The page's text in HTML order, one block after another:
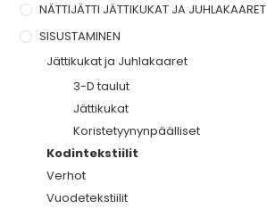
NÄTTIJÄTTI JÄTTIKUKAT JA JUHLAKAARET
SISUSTAMINEN
Jättikukat ja Juhlakaaret
3-D taulut
Jättikukat
Koristetyynynpäälliset
Kodintekstiilit
Verhot
Vuodetekstiilit